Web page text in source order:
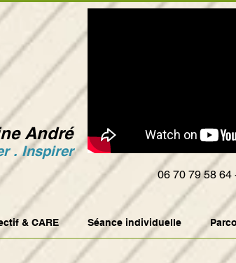
André
. Inspirer
06 70 79 58 64
& CARE Séance individuelle